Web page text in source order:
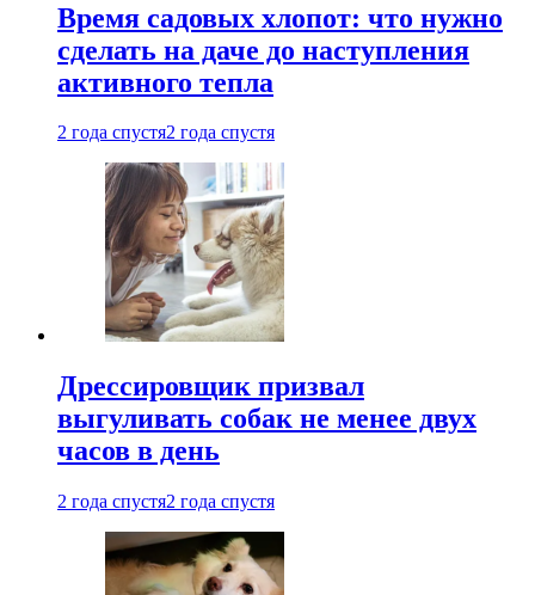
Время садовых хлопот: что нужно
сделать на даче до наступления
активного тепла
2 года спустя2 года спустя
Дрессировщик призвал
выгуливать собак не менее двух
часов в день
2 года спустя2 года спустя